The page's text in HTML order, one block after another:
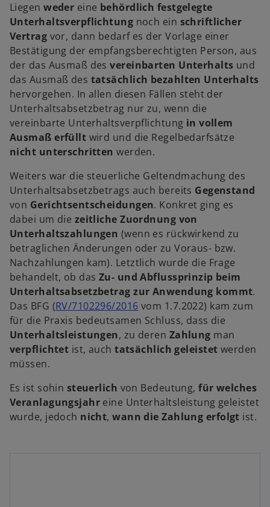
Liegenweder eine behördlich festgelegte
Unterhaltsverpflichtung noch ein schriftlicher
Vertrag vor, dann bedarf es der Vorlage einer
Bestätigung der empfangsberechtigten Person, aus
der das Ausmaß desvereinbarten Unterhalts und
das Ausmaß des tatsächlich bezahlten Unterhalts
hervorgehen. In allen diesen Fällen steht der
Unterhaltsabsetzbetrag nur zu, wenn die
vereinbarte Unterhaltsverpflichtung in vollem
Ausmaß erfüllt wird und die Regelbedarfsätze
nicht unterschritten werden.
Weiters war die steuerliche Geltendmachung des
Unterhaltsabsetzbetrags auch bereits Gegenstand
von Gerichtsentscheidungen. Konkret ging es
dabei um die zeitliche Zuordnung von
Unterhaltszahlungen (wenn es rückwirkend zu
betraglichen Änderungen oder zu Voraus- bzw.
Nachzahlungen kam). Letztlich wurde die Frage
behandelt, ob das Zu- und Abflussprinzip beim
Unterhaltsabsetzbetrag zur Anwendung kommt.
Das BFG (RV/7102296/2016w
i
r
d
e
i
n
r
vom 1.7.2022) kam zum
für die Praxis bedeutsamen Schluss, dass die
Unterhaltsleistungen, zu deren Zahlung man
verpflichtet ist, auchtatsächlich geleistet werden
müssen.
Es ist sohin steuerlich von Bedeutung,für welches
Veranlagungsjahr eine Unterhaltsleistung geleistet
wurde, jedoch nicht, wann die Zahlung erfolgt ist.
w
ir
d
n
e
i
e
w
d
i
n
i